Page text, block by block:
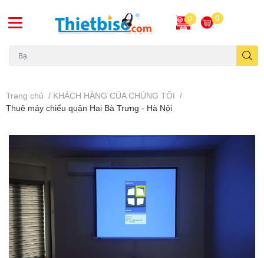
0 0
Trang chủ / KHÁCH HÀNG CỦA CHÚNG TÔI /
Thuê máy chiếu quận Hai Bà Trưng - Hà Nội